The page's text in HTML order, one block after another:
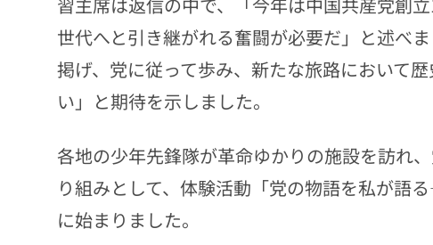
世代へと引き継がれる奮闘が必要だ」と述べ
掲げ、党に従って歩み、新たな旅路において
い」と期待を示しました。
各地の少年先鋒隊が革命ゆかりの施設を訪れ
り組みとして、体験活動「党の物語を私が
に始まりました。